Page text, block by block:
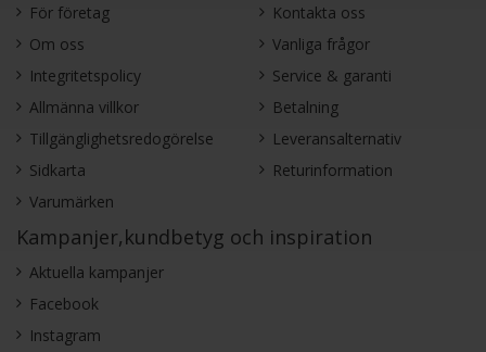
För företag
Om oss
Integritetspolicy
Allmänna villkor
Tillgänglighetsredogörelse
Sidkarta
Varumärken
Kontakta oss
Vanliga frågor
Service & garanti
Betalning
Leveransalternativ
Returinformation
Kampanjer,kundbetyg och inspiration
Aktuella kampanjer
Facebook
Instagram